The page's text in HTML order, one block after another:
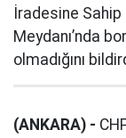
İradesine Sahip
Meydanı’nda
olmadığını
(ANKARA) -